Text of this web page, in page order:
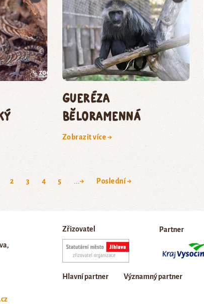
gueréza
běloramenná
Zobrazit více →
2 3 4 5 → Poslední →
Zřizovatel Partner
Hlavní partner Významný partner